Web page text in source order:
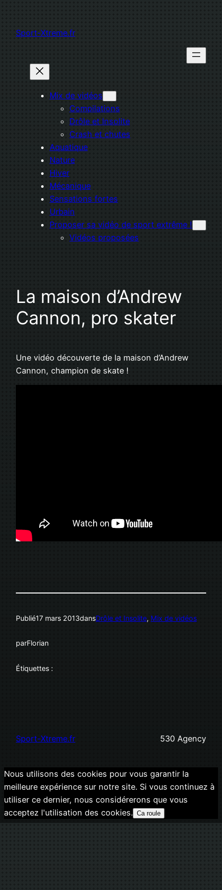
contenu
Sport-Xtreme.fr
Mix de vidéos
Compilations
Drôle et Insolite
Crash et chutes
Aquatique
Nature
Hiver
Mécanique
Sensations fortes
Urbain
Proposer sa vidéo de sport extrême !
Vidéos proposées
La maison d’Andrew
Cannon, pro skater
Une vidéo découverte de la maison d’Andrew
Cannon, champion de skate !
Publié17 mars 2013dansDrôle et Insolite, Mix de vidéos
parFlorian
Étiquettes :
Sport-Xtreme.fr 530 Agency
Nous utilisons des cookies pour vous garantir la
meilleure expérience sur notre site. Si vous continuez à
utiliser ce dernier, nous considérerons que vous
acceptez l'utilisation des cookies. Ca roule